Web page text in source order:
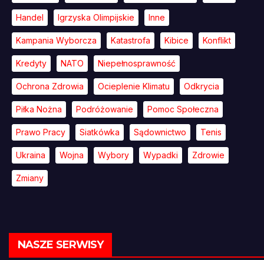
Handel Igrzyska Olimpijskie Inne
Kampania Wyborcza Katastrofa Kibice Konflikt
Kredyty NATO Niepełnosprawność
Ochrona Zdrowia Ocieplenie Klimatu Odkrycia
Piłka Nożna Podróżowanie Pomoc Społeczna
Prawo Pracy Siatkówka Sądownictwo Tenis
Ukraina Wojna Wybory Wypadki Zdrowie
Zmiany
NASZE SERWISY